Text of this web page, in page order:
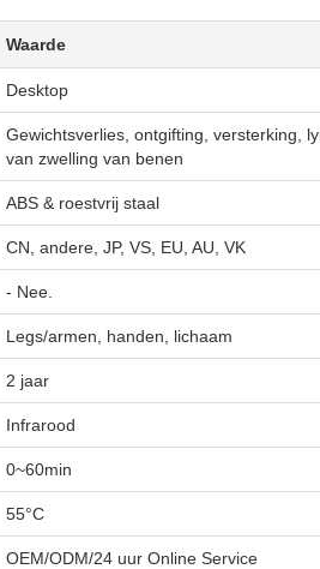
Waarde
Desktop
Gewichtsverlies, ontgifting, versterking,
van zwelling van benen
ABS & roestvrij staal
CN, andere, JP, VS, EU, AU, VK
- Nee.
Legs/armen, handen, lichaam
2 jaar
Infrarood
0~60min
55°C
OEM/ODM/24 uur Online Service